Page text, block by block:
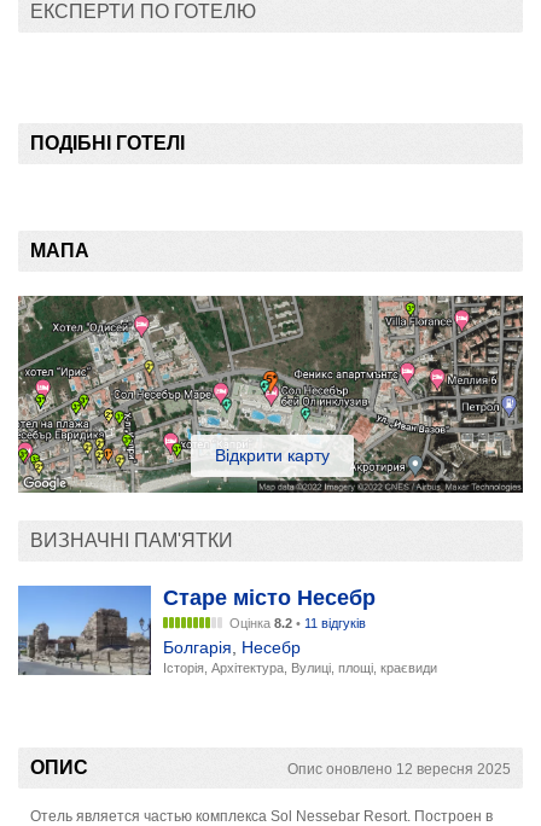
ЕКСПЕРТИ ПО ГОТЕЛЮ
ПОДІБНІ ГОТЕЛІ
МАПА
Відкрити карту
ВИЗНАЧНІ ПАМ'ЯТКИ
Старе місто Несебр
Оцінка 8.2 • 11 відгуків
Болгарія, Несебр
Історія, Архітектура, Вулиці, площі, краєвиди
ОПИС Опис оновлено 12 вересня 2025
Отель является частью комплекса Sol Nessebar Resort. Построен в